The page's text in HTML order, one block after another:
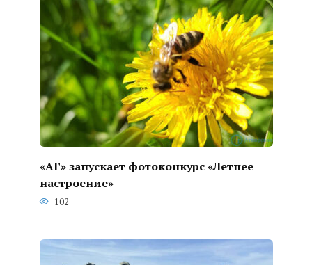
«АГ» запускает фотоконкурс «Летнее
настроение»
102